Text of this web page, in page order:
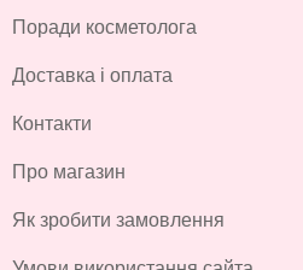
Поради косметолога
Доставка і оплата
Контакти
Про магазин
Як зробити замовлення